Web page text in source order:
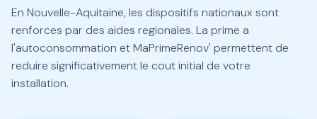
En Nouvelle-Aquitaine, les dispositifs nationaux sont
renforces par des aides regionales. La prime a
l'autoconsommation et MaPrimeRenov' permettent de
reduire significativement le cout initial de votre
installation.